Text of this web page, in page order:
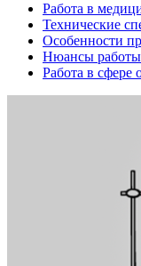
Работа в
Технические
Особенности
Нюансы работы
Работа в сфере